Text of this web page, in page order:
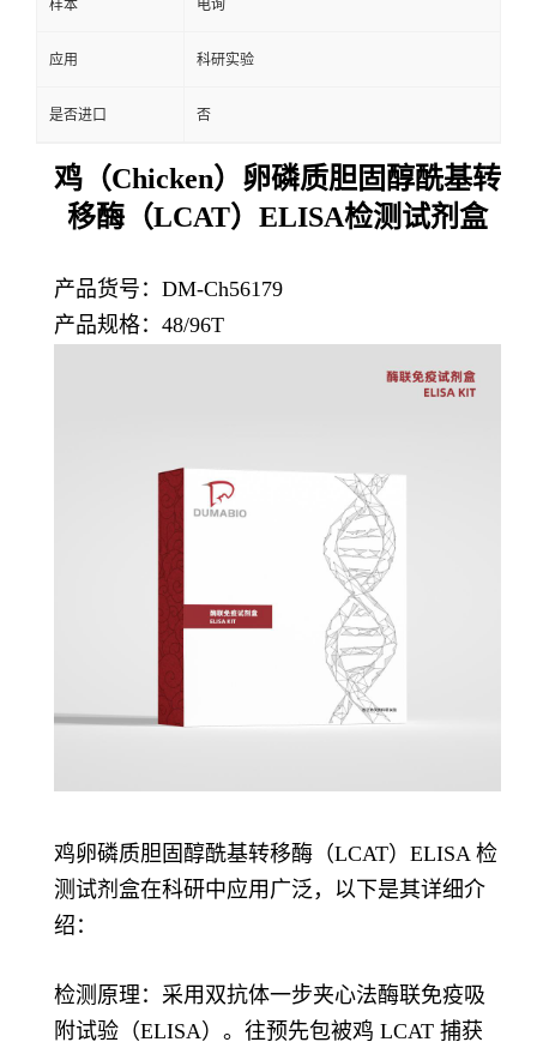
样本 电询
应用 科研实验
是否进口 否
鸡（Chicken）卵磷质胆固醇酰基转
移酶（LCAT）ELISA检测试剂盒
产品货号： DM-Ch56179
产品规格：48/96T
鸡卵磷质胆固醇酰基转移酶（LCAT）ELISA 检
测试剂盒在科研中应用广泛，以下是其详细介
绍：
检测原理：采用双抗体一步夹心法酶联免疫吸
附试验（ELISA）。往预先包被鸡 LCAT 捕获